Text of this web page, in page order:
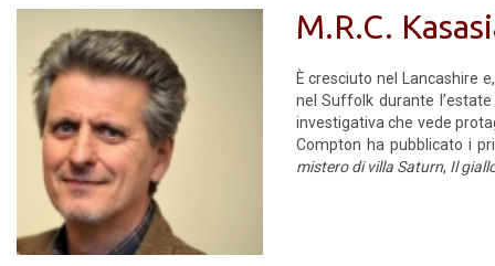
M.R.C.
È cresciuto nel Lancashire
nel Suffolk durante
investigativa che vede
Compton ha pubblicato i
mistero di villa Saturn, Il